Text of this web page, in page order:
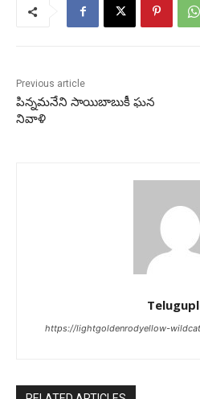
Previous article
పిన్నమనేని సాయిబాబుకీ ఘన
నివాళి
https://lightgoldenrodyellow-